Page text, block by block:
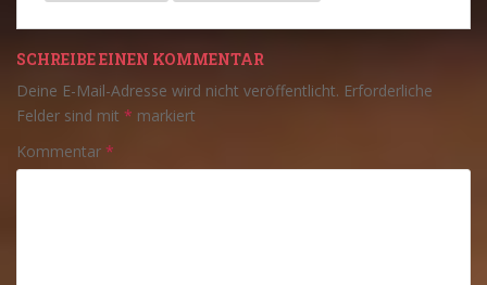
SCHREIBE EINEN KOMMENTAR
Deine E-Mail-Adresse wird nicht veröffentlicht. Erforderliche
Felder sind mit * markiert
Kommentar *